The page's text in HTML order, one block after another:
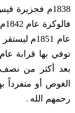
بعد أكثر من نصف
الغوص أو منفرداً
رحمهم الله .